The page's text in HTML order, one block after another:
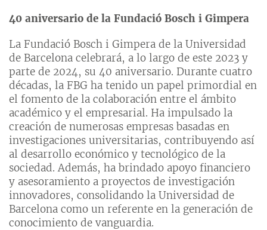
40 aniversario de la Fundació Bosch i Gimpera
La Fundació Bosch i Gimpera de la Universidad
de Barcelona celebrará, a lo largo de este 2023 y
parte de 2024, su 40 aniversario. Durante cuatro
décadas, la FBG ha tenido un papel primordial en
el fomento de la colaboración entre el ámbito
académico y el empresarial. Ha impulsado la
creación de numerosas empresas basadas en
investigaciones universitarias, contribuyendo así
al desarrollo económico y tecnológico de la
sociedad. Además, ha brindado apoyo financiero
y asesoramiento a proyectos de investigación
innovadores, consolidando la Universidad de
Barcelona como un referente en la generación de
conocimiento de vanguardia.